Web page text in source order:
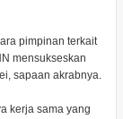
pimpinan terkait
mensukseskan
sapaan akrabnya.
kerja sama yang